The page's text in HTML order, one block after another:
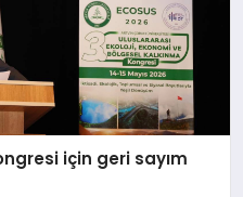
için geri sayım